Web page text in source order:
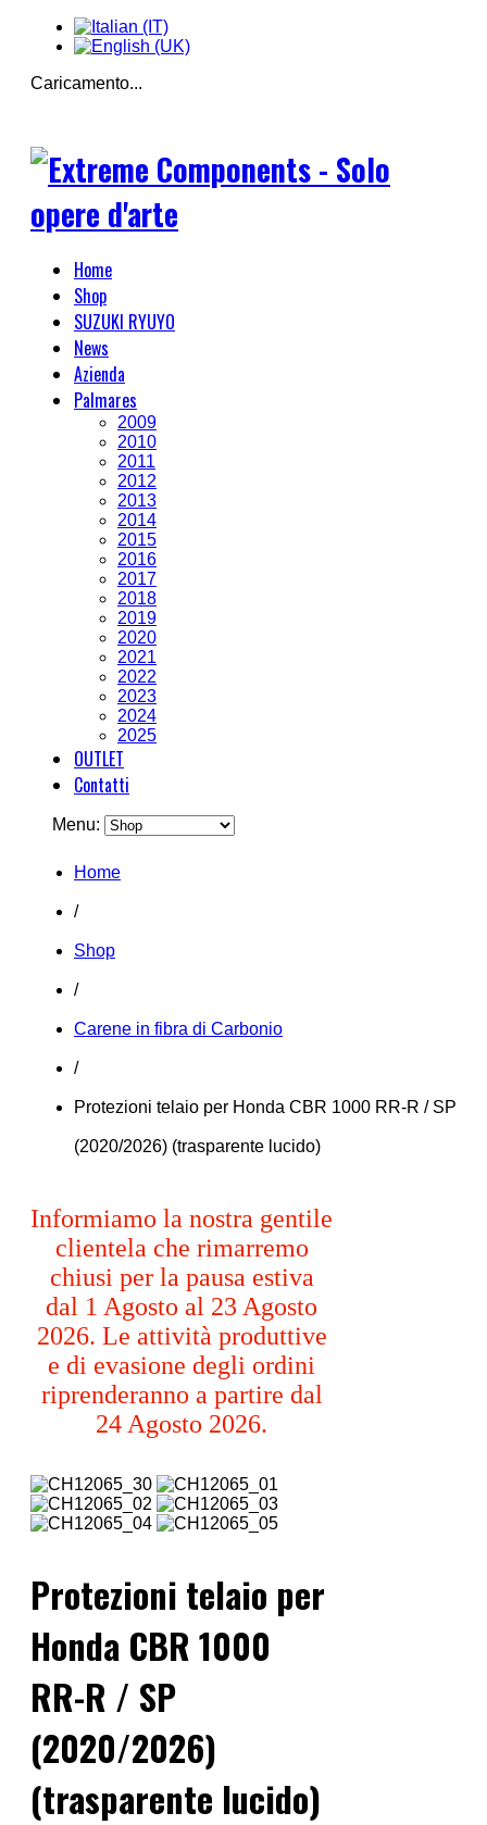
Caricamento...
Home
Shop
SUZUKI RYUYO
News
Azienda
Palmares
2009
2010
2011
2012
2013
2014
2015
2016
2017
2018
2019
2020
2021
2022
2023
2024
2025
OUTLET
Contatti
Menu:
Home
/
Shop
/
Carene in fibra di Carbonio
/
Protezioni telaio per Honda CBR 1000 RR-R / SP
(2020/2026) (trasparente lucido)
Informiamo la nostra gentile
clientela che rimarremo
chiusi per la pausa estiva
dal 1 Agosto al 23 Agosto
2026. Le attività produttive
e di evasione degli ordini
riprenderanno a partire dal
24 Agosto 2026.
Protezioni telaio per
Honda CBR 1000
RR-R / SP
(2020/2026)
(trasparente lucido)